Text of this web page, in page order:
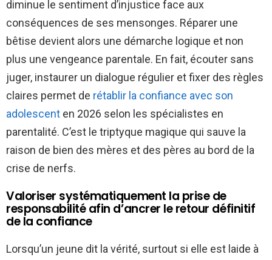
diminue le sentiment d’injustice face aux
conséquences de ses mensonges. Réparer une
bêtise devient alors une démarche logique et non
plus une vengeance parentale. En fait, écouter sans
juger, instaurer un dialogue régulier et fixer des règles
claires permet de rétablir la confiance avec son
adolescent en 2026 selon les spécialistes en
parentalité. C’est le triptyque magique qui sauve la
raison de bien des mères et des pères au bord de la
crise de nerfs.
Valoriser systématiquement la prise de
responsabilité afin d’ancrer le retour définitif
de la confiance
Lorsqu’un jeune dit la vérité, surtout si elle est laide à